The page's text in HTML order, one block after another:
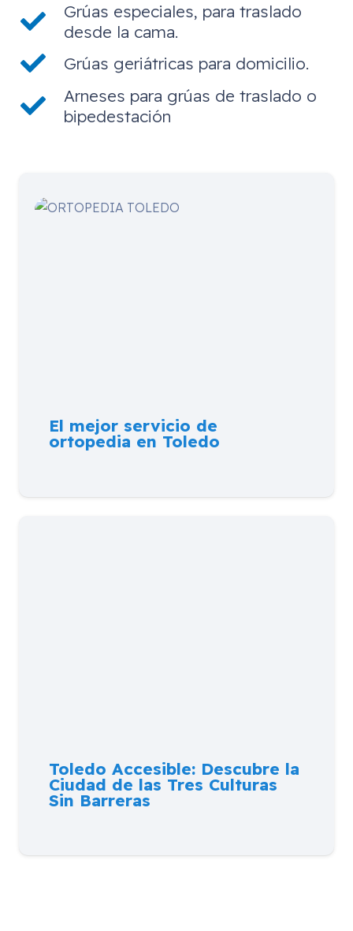
Grúas especiales, para traslado
desde la cama.
Grúas geriátricas para domicilio.
Arneses para grúas de traslado o
bipedestación
El mejor servicio de
ortopedia en Toledo
Toledo Accesible: Descubre la
Ciudad de las Tres Culturas
Sin Barreras